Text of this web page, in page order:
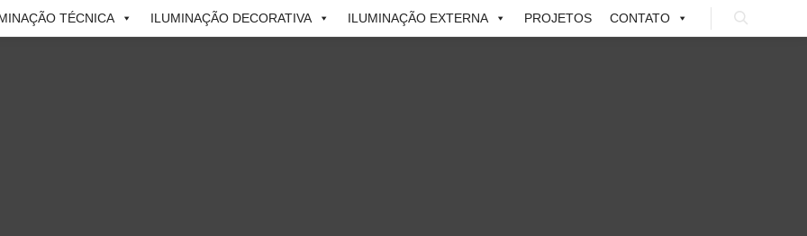
TÉCNICA ILUMINAÇÃO DECORATIVA ILUMINAÇÃO EXTERNA PROJETOS CONTATO